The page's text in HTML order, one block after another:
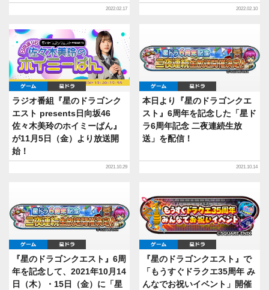
2022.02.17 2022.02.10
ゲーム 星ドラ
ラジオ番組『星のドラゴンク
エスト presents日向坂46
佐々木美玲のホイミーぱん』
が11月5日（金）より放送開
始！
2021.10.29
ゲーム
本日より『星のドラゴンクエ
スト』6周年を記念した「星ド
ラ6周年記念 二夜連続生放
送」を配信！
2021.10.14
ゲーム
『星のドラゴンクエスト』6周
年を記念して、2021年10月14
日（木）・15日（金）に「星
ゲーム
『星のドラゴンクエスト』で
「もうすぐドラクエ35周年 み
んなでお祝いイベント」開催